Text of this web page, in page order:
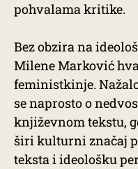
pohvalama kritike.
Bez obzira na
Milene Marković
feministkinje.
se naprosto o
književnom tekstu,
širi kulturni značaj
teksta i ideološku